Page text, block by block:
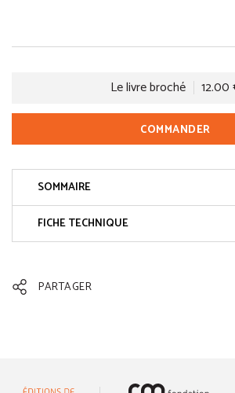
Le livre broché 12.00
COMMANDER
SOMMAIRE
FICHE TECHNIQUE
PARTAGER